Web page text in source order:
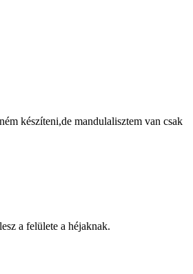
készíteni,de mandulalisztem van csak
a felülete a héjaknak.